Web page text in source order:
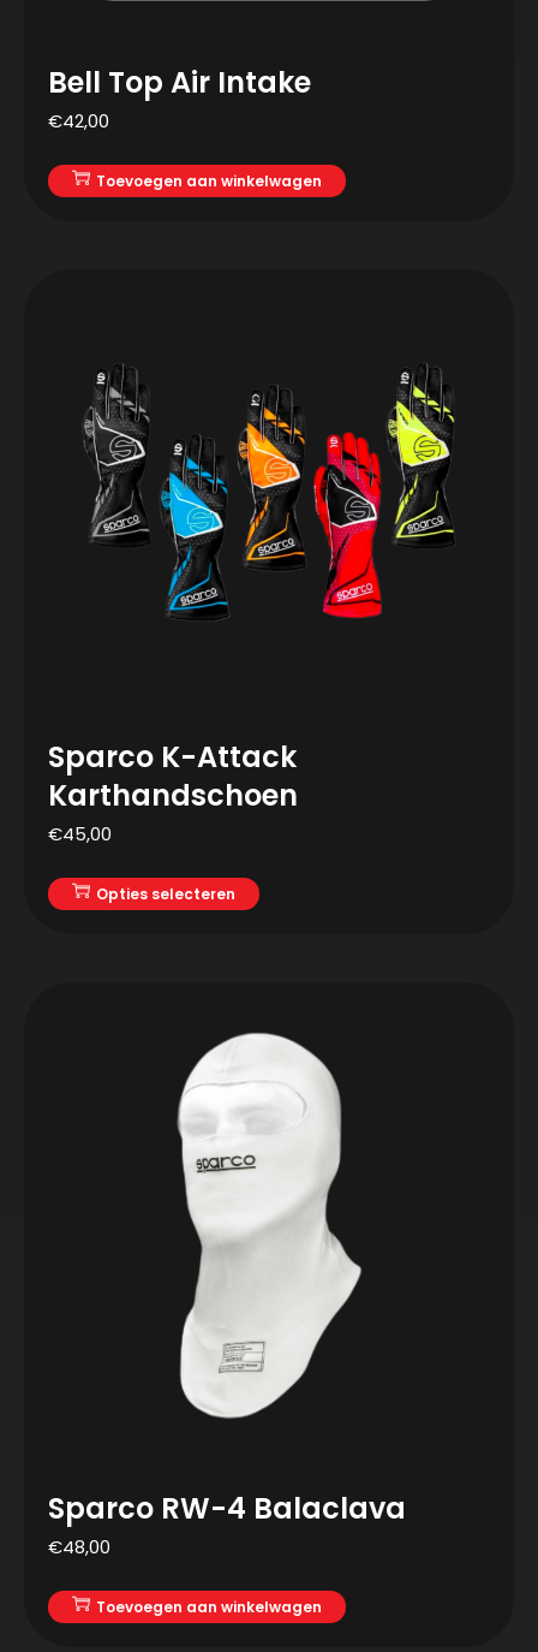
Bell Top Air Intake
€42,00
Toevoegen aan winkelwagen
Sparco K-Attack
Karthandschoen
€45,00
Opties selecteren
Sparco RW-4 Balaclava
€48,00
Toevoegen aan winkelwagen